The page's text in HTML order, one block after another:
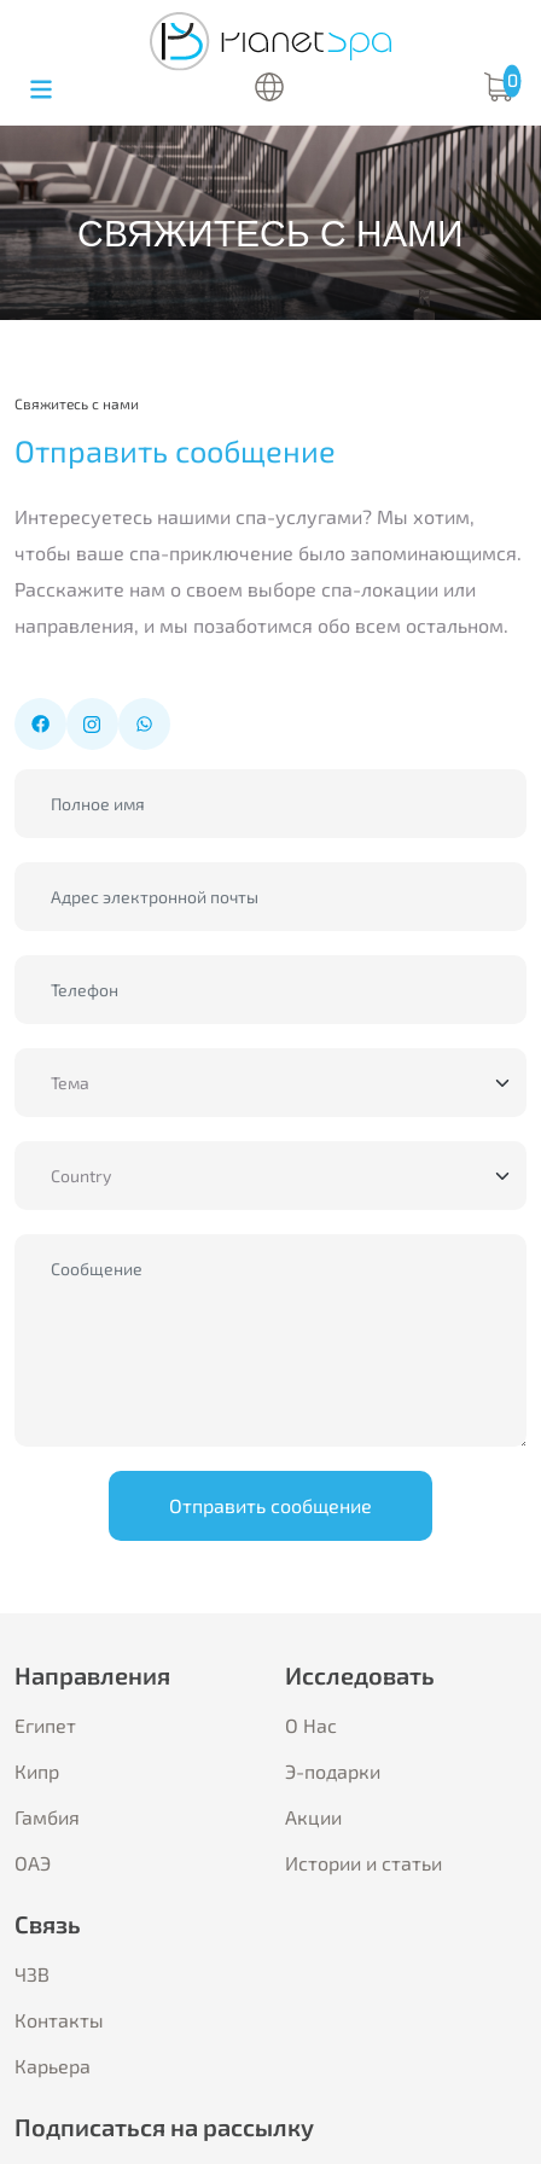
0
СВЯЖИТЕСЬ С НАМИ
Свяжитесь с нами
Отправить сообщение
Интересуетесь нашими спа-услугами? Мы хотим,
чтобы ваше спа-приключение было запоминающимся.
Расскажите нам о своем выборе спа-локации или
направления, и мы позаботимся обо всем остальном.
Отправить сообщение
Направления
Египет
Кипр
Гамбия
ОАЭ
Исследовать
О Hас
Э-подарки
Акции
Истории и статьи
Связь
ЧЗВ
Контакты
Карьера
Подписаться на рассылку